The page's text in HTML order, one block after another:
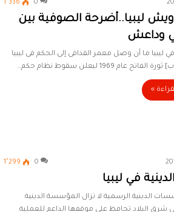
0 1٬336
ليبيا..أضرحة الصوفية بين
وداعش
ليبيا ما أن وصل معمر القذافى إلى الحكم فى ليبيا
عام 1969 ليعلن سقوط نظام حكم…
»
0 1٬299
في ليبيا
الدينية الرسمية لا تزال المؤسسة الدينية
شرق البلاد تحافظ على موقفها الداعم للعملية